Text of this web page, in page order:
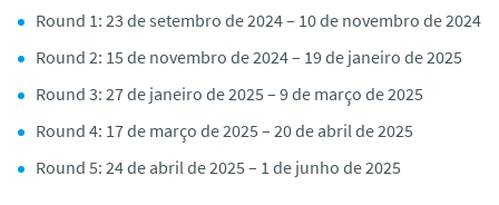
Round 1: 23 de setembro de 2024 – 10 de novembro de 2024
Round 2: 15 de novembro de 2024 – 19 de janeiro de 2025
Round 3: 27 de janeiro de 2025 – 9 de março de 2025
Round 4: 17 de março de 2025 – 20 de abril de 2025
Round 5: 24 de abril de 2025 – 1 de junho de 2025